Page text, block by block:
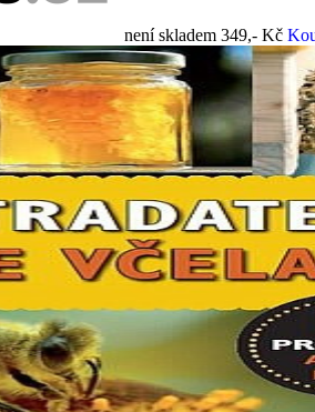
není skladem 349,- Kč